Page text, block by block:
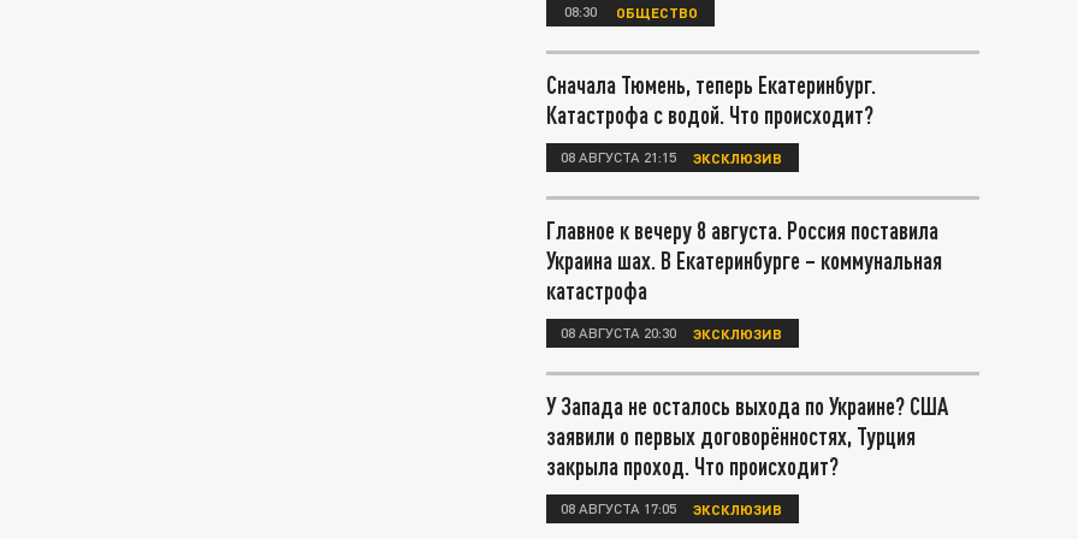
08:30 ОБЩЕСТВО
Сначала Тюмень, теперь Екатеринбург.
Катастрофа с водой. Что происходит?
08 АВГУСТА 21:15 ЭКСКЛЮЗИВ
Главное к вечеру 8 августа. Россия поставила
Украина шах. В Екатеринбурге – коммунальная
катастрофа
08 АВГУСТА 20:30 ЭКСКЛЮЗИВ
У Запада не осталось выхода по Украине? США
заявили о первых договорённостях, Турция
закрыла проход. Что происходит?
08 АВГУСТА 17:05 ЭКСКЛЮЗИВ